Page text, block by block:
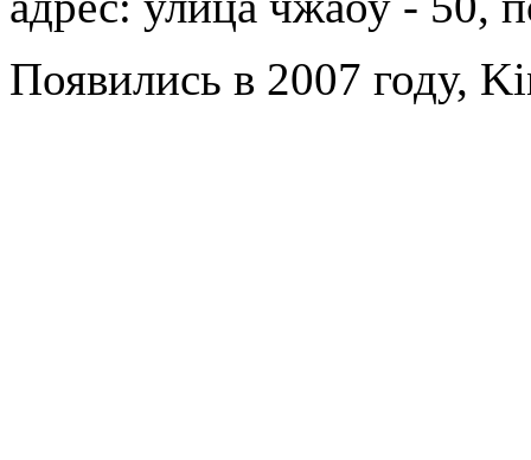
Появились в 2007 году,